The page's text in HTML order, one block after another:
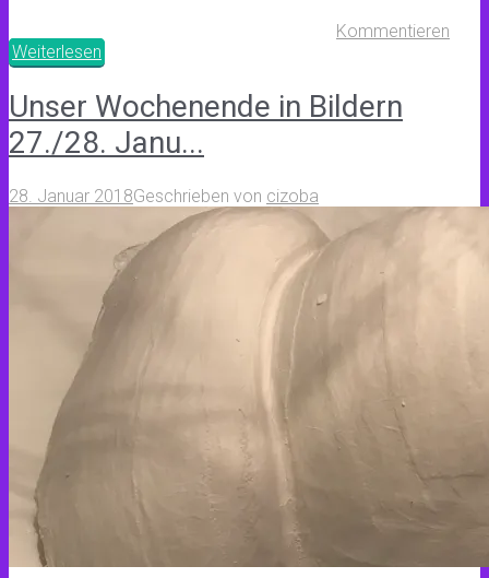
Kommentieren
Weiterlesen
Unser Wochenende in Bildern
27./28. Janu...
28. Januar 2018Geschrieben von cizoba